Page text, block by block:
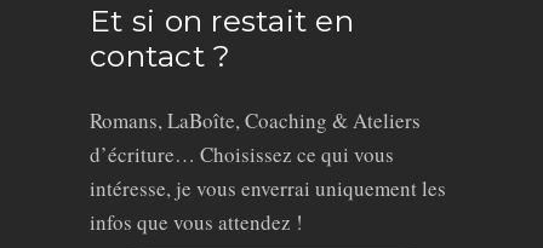
Et si on restait en
contact ?
Romans, LaBoîte, Coaching & Ateliers
d’écriture… Choisissez ce qui vous
intéresse, je vous enverrai uniquement les
infos que vous attendez !